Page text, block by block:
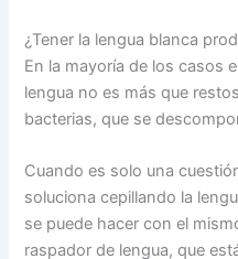
¿Tener la lengua blanca
En la mayoría de los casos
lengua no es más que
bacterias, que se
Cuando es solo una
soluciona cepillando la
se puede hacer con el
raspador de lengua, que